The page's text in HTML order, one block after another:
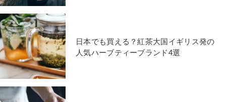
日本でも買える？紅茶大国イギリス発の
人気ハーブティーブランド4選